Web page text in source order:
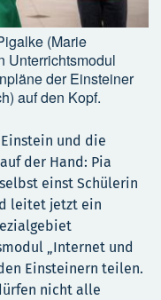
(Marie
Unterrichtsmodul
der Einsteiner
auf den Kopf.
und die
der Hand: Pia
einst Schülerin
leitet jetzt ein
„Internet und
Einsteinern teilen.
nicht alle